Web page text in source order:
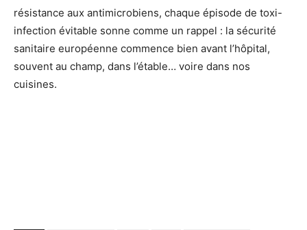
résistance aux antimicrobiens, chaque épisode de toxi-
infection évitable sonne comme un rappel : la sécurité
sanitaire européenne commence bien avant l’hôpital,
souvent au champ, dans l’étable… voire dans nos
cuisines.